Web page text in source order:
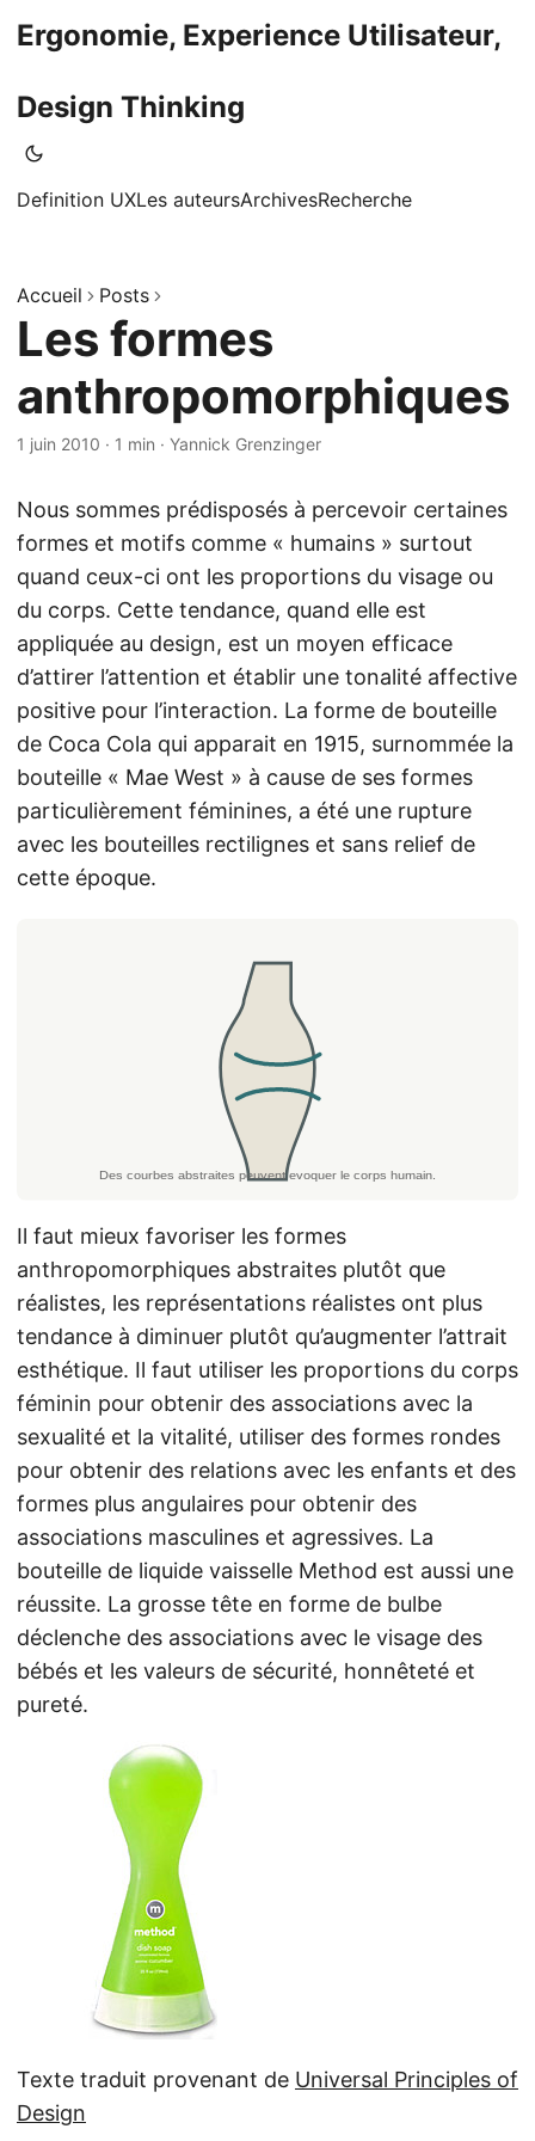
Ergonomie, Experience Utilisateur,
Design Thinking
Definition UXLes auteursArchivesRecherche
Accueil Posts
Les formes
anthropomorphiques
1 juin 2010 · 1 min · Yannick Grenzinger
Nous sommes prédisposés à percevoir certaines
formes et motifs comme « humains » surtout
quand ceux-ci ont les proportions du visage ou
du corps. Cette tendance, quand elle est
appliquée au design, est un moyen efficace
d’attirer l’attention et établir une tonalité affective
positive pour l’interaction. La forme de bouteille
de Coca Cola qui apparait en 1915, surnommée la
bouteille « Mae West » à cause de ses formes
particulièrement féminines, a été une rupture
avec les bouteilles rectilignes et sans relief de
cette époque.
Il faut mieux favoriser les formes
anthropomorphiques abstraites plutôt que
réalistes, les représentations réalistes ont plus
tendance à diminuer plutôt qu’augmenter l’attrait
esthétique. Il faut utiliser les proportions du corps
féminin pour obtenir des associations avec la
sexualité et la vitalité, utiliser des formes rondes
pour obtenir des relations avec les enfants et des
formes plus angulaires pour obtenir des
associations masculines et agressives. La
bouteille de liquide vaisselle Method est aussi une
réussite. La grosse tête en forme de bulbe
déclenche des associations avec le visage des
bébés et les valeurs de sécurité, honnêteté et
pureté.
Texte traduit provenant de Universal Principles of
Design